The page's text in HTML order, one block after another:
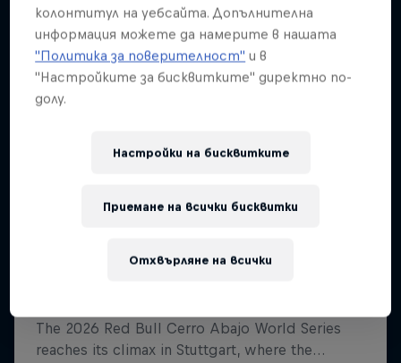
колонтитул на уебсайта. Допълнителна
информация можете да намерите в нашата
"Политика за поверителност" и в
"Настройките за бисквитките" директно по-
долу.
Настройки на бисквитките
Отхвърляне на всички
Приемане на всички бисквитки